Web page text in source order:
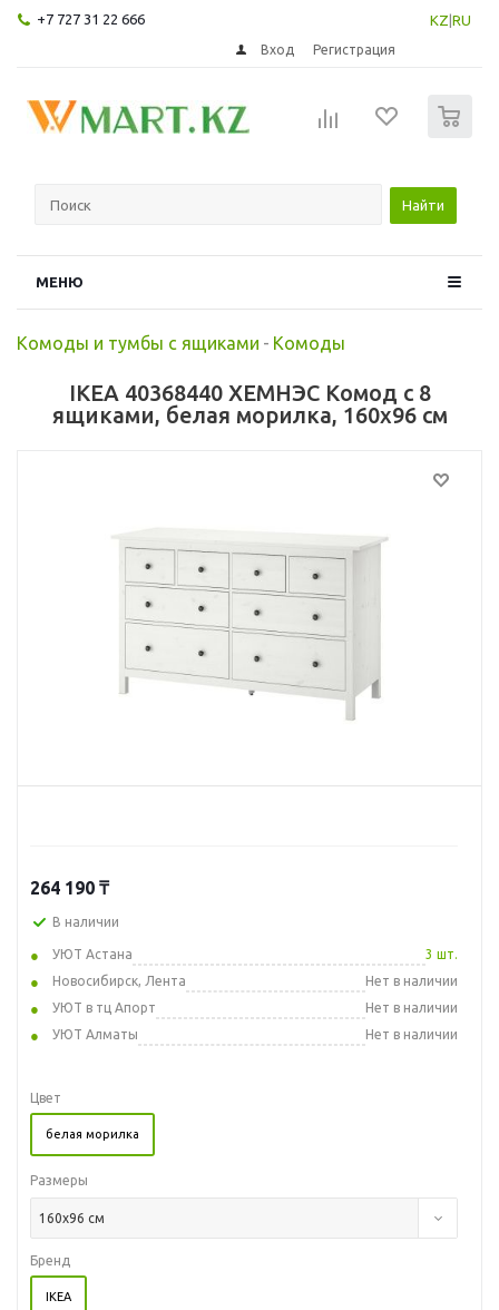
+7 727 31 22 666 KZ RU
Вход Регистрация
Найти
МЕНЮ
Комоды и тумбы с ящиками - Комоды
IKEA 40368440 ХЕМНЭС Комод с 8
ящиками, белая морилка, 160x96 см
264 190 ₸
В наличии
УЮТ Астана
3 шт.
Новосибирск, Лента
Нет в наличии
УЮТ в тц Апорт
Нет в наличии
УЮТ Алматы
Нет в наличии
Цвет
белая морилка
Размеры
160x96 см
Бренд
IKEA